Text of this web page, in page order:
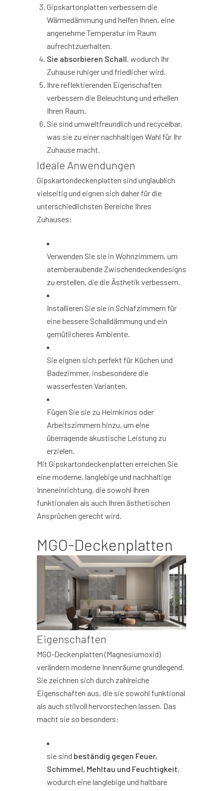
Gipskartonplatten verbessern die
Wärmedämmung und helfen Ihnen, eine
angenehme Temperatur im Raum
aufrechtzuerhalten.
Sie absorbieren Schall, wodurch Ihr
Zuhause ruhiger und friedlicher wird.
Ihre reflektierenden Eigenschaften
verbessern die Beleuchtung und erhellen
Ihren Raum.
Sie sind umweltfreundlich und recycelbar,
was sie zu einer nachhaltigen Wahl für Ihr
Zuhause macht.
Ideale Anwendungen
Gipskartondeckenplatten sind unglaublich
vielseitig und eignen sich daher für die
unterschiedlichsten Bereiche Ihres
Zuhauses:
Verwenden Sie sie in Wohnzimmern, um
atemberaubende Zwischendeckendesigns
zu erstellen, die die Ästhetik verbessern.
Installieren Sie sie in Schlafzimmern für
eine bessere Schalldämmung und ein
gemütlicheres Ambiente.
Sie eignen sich perfekt für Küchen und
Badezimmer, insbesondere die
wasserfesten Varianten.
Fügen Sie sie zu Heimkinos oder
Arbeitszimmern hinzu, um eine
überragende akustische Leistung zu
erzielen.
Mit Gipskartondeckenplatten erreichen Sie
eine moderne, langlebige und nachhaltige
Inneneinrichtung, die sowohl Ihren
funktionalen als auch Ihren ästhetischen
Ansprüchen gerecht wird.
MGO-Deckenplatten
Eigenschaften
MGO-Deckenplatten (Magnesiumoxid)
verändern moderne Innenräume grundlegend.
Sie zeichnen sich durch zahlreiche
Eigenschaften aus, die sie sowohl funktional
als auch stilvoll hervorstechen lassen. Das
macht sie so besonders:
sie sind beständig gegen Feuer,
Schimmel, Mehltau und Feuchtigkeit,
wodurch eine langlebige und haltbare